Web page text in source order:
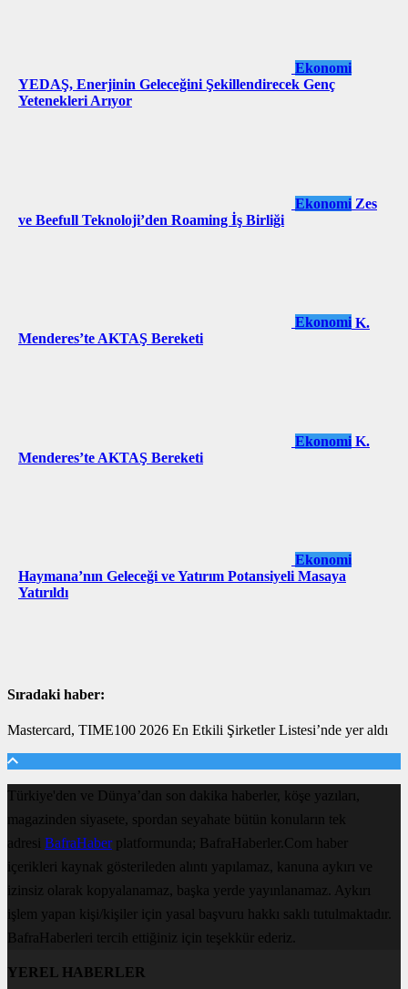
Ekonomi
YEDAŞ, Enerjinin Geleceğini Şekillendirecek Genç
Yetenekleri Arıyor
Ekonomi Zes
ve Beefull Teknoloji’den Roaming İş Birliği
Ekonomi K.
Menderes’te AKTAŞ Bereketi
Ekonomi K.
Menderes’te AKTAŞ Bereketi
Ekonomi
Haymana’nın Geleceği ve Yatırım Potansiyeli Masaya
Yatırıldı
Sıradaki haber:
Mastercard, TIME100 2026 En Etkili Şirketler Listesi’nde yer aldı
Türkiye'den ve Dünya’dan son dakika haberler, köşe yazıları,
magazinden siyasete, spordan seyahate bütün konuların tek
adresi BafraHaberplatformunda; BafraHaberler.Com haber
içerikleri kaynak gösterileden alıntı yapılamaz, kanuna aykırı ve
izinsiz olarak kopyalanamaz, başka yerde yayınlanamaz. Aykırı
işlem yapan kişi/kişiler için yasal başvuru hakkı saklı tutulmaktadır.
BafraHaberleri tercih ettiğiniz için teşekkür ederiz.
YEREL HABERLER